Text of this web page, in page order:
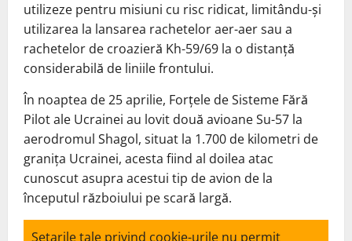
utilizeze pentru misiuni cu risc ridicat, limitându-și
utilizarea la lansarea rachetelor aer-aer sau a
rachetelor de croazieră Kh-59/69 la o distanță
considerabilă de liniile frontului.
În noaptea de 25 aprilie, Forțele de Sisteme Fără
Pilot ale Ucrainei au lovit două avioane Su-57 la
aerodromul Shagol, situat la 1.700 de kilometri de
granița Ucrainei, acesta fiind al doilea atac
cunoscut asupra acestui tip de avion de la
începutul războiului pe scară largă.
Setarile tale privind cookie-urile nu permit